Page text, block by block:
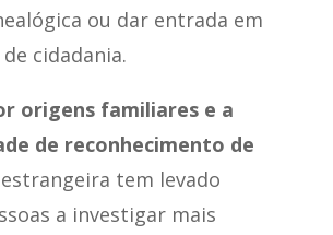
ou dar entrada em
cidadania.
origens familiares e a
de reconhecimento de
estrangeira tem levado
a investigar mais